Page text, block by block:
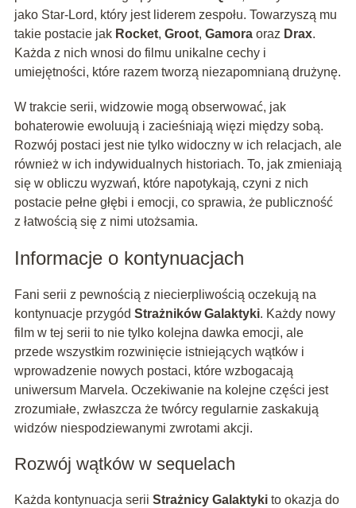
jako Star-Lord, który jest liderem zespołu. Towarzyszą mu
takie postacie jak Rocket, Groot, Gamoraoraz Drax.
Każda z nich wnosi do filmu unikalne cechy i
umiejętności, które razem tworzą niezapomnianą drużynę.
W trakcie serii, widzowie mogą obserwować, jak
bohaterowie ewoluują i zacieśniają więzi między sobą.
Rozwój postaci jest nie tylko widoczny w ich relacjach, ale
również w ich indywidualnych historiach. To, jak zmieniają
się w obliczu wyzwań, które napotykają, czyni z nich
postacie pełne głębi i emocji, co sprawia, że publiczność
z łatwością się z nimi utożsamia.
Informacje o kontynuacjach
Fani serii z pewnością z niecierpliwością oczekują na
kontynuacje przygód Strażników Galaktyki. Każdy nowy
film w tej serii to nie tylko kolejna dawka emocji, ale
przede wszystkim rozwinięcie istniejących wątków i
wprowadzenie nowych postaci, które wzbogacają
uniwersum Marvela. Oczekiwanie na kolejne części jest
zrozumiałe, zwłaszcza że twórcy regularnie zaskakują
widzów niespodziewanymi zwrotami akcji.
Rozwój wątków w sequelach
Każda kontynuacja serii Strażnicy Galaktykito okazja do